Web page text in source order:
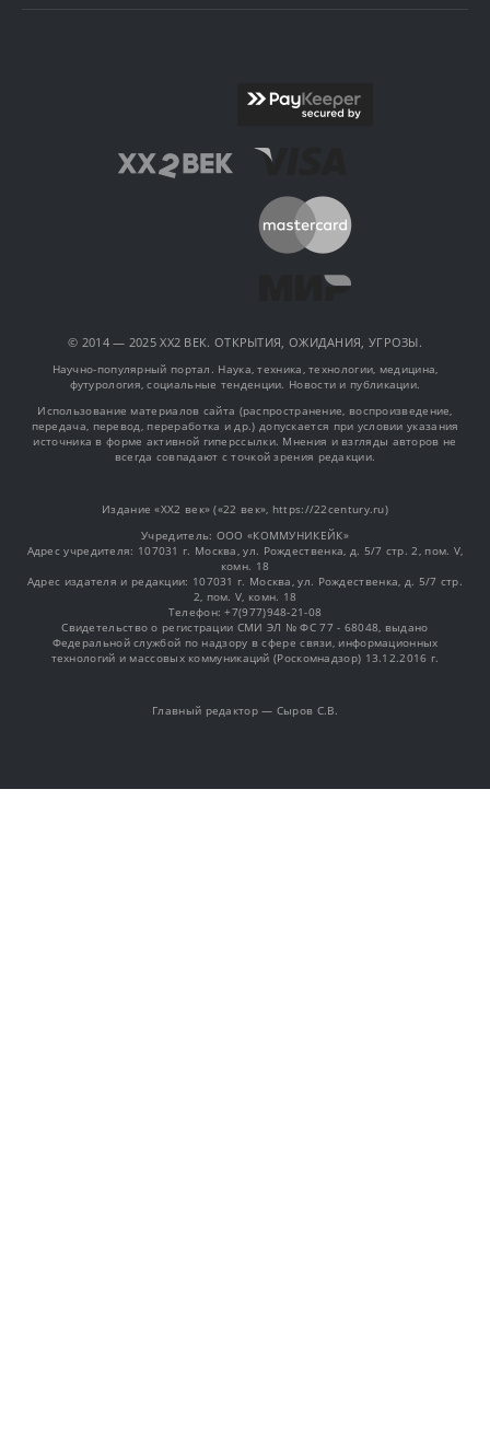
© 2014 — 2025 XX2 ВЕК. ОТКРЫТИЯ, ОЖИДАНИЯ, УГРОЗЫ.
Научно-популярный портал. Наука, техника, технологии, медицина,
футурология, социальные тенденции. Новости и публикации.
Использование материалов сайта (распространение, воспроизведение,
передача, перевод, переработка и др.) допускается при условии указания
источника в форме активной гиперссылки. Мнения и взгляды авторов не
всегда совпадают с точкой зрения редакции.
Издание «XX2 век» («22 век», https://22century.ru)
Учредитель: OOO «КОММУНИКЕЙК»
Адрес учредителя: 107031 г. Москва, ул. Рождественка, д. 5/7 стр. 2, пом. V,
комн. 18
Адрес издателя и редакции: 107031 г. Москва, ул. Рождественка, д. 5/7 стр.
2, пом. V, комн. 18
Телефон: +7(977)948-21-08
Свидетельство о регистрации СМИ ЭЛ № ФС 77 - 68048, выдано
Федеральной службой по надзору в сфере связи, информационных
технологий и массовых коммуникаций (Роскомнадзор) 13.12.2016 г.
Главный редактор — Сыров С.В.